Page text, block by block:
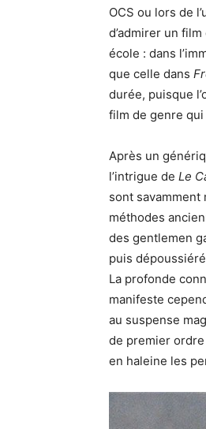
OCS ou lors de
d’admirer un
école : dans
que celle dans
durée, puisque
film de genre
Après un
l’intrigue de Le
sont
méthodes
des gentlemen
puis
La profonde
manifeste
au suspense
de premier
en haleine les